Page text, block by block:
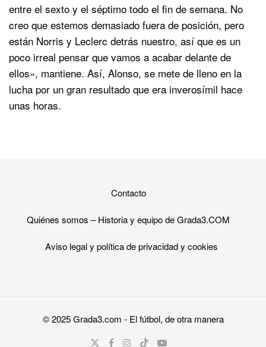
entre el sexto y el séptimo todo el fin de semana. No
creo que estemos demasiado fuera de posición, pero
están Norris y Leclerc detrás nuestro, así que es un
poco irreal pensar que vamos a acabar delante de
ellos», mantiene. Así, Alonso, se mete de lleno en la
lucha por un gran resultado que era inverosímil hace
unas horas.
Contacto
Quiénes somos – Historia y equipo de Grada3.COM
Aviso legal y política de privacidad y cookies​
© 2025Grada3.com - El fútbol, de otra manera